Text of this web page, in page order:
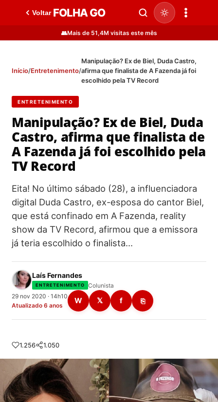
Voltar FOLHA GO
👥Mais de 51,4M visitas este mês
Início/Entretenimento/
Manipulação? Ex de Biel, Duda Castro,
afirma que finalista de A Fazenda já foi
escolhido pela TV Record
ENTRETENIMENTO
Manipulação? Ex de Biel, Duda
Castro, afirma que finalista de
A Fazenda já foi escolhido pela
TV Record
Eita! No último sábado (28), a influenciadora
digital Duda Castro, ex-esposa do cantor Biel,
que está confinado em A Fazenda, reality
show da TV Record, afirmou que a emissora
já teria escolhido o finalista…
Laís Fernandes
ENTRETENIMENTO
Colunista
29 nov 2020 · 14h10
Atualizado 6 anos
W 𝕏 f ⎘
1.256 1.050